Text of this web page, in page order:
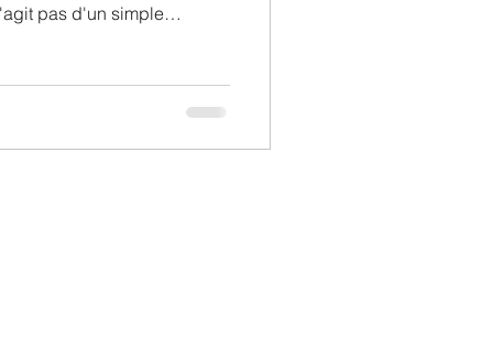
pas d'un simple